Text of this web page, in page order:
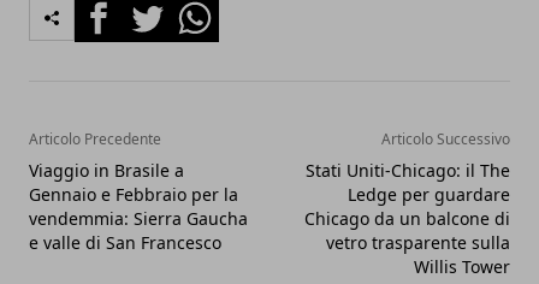
FacebookTwitterWhatsapp
Articolo Precedente
Viaggio in Brasile a
Gennaio e Febbraio per la
vendemmia: Sierra Gaucha
e valle di San Francesco
Articolo Successivo
Stati Uniti-Chicago: il The
Ledge per guardare
Chicago da un balcone di
vetro trasparente sulla
Willis Tower